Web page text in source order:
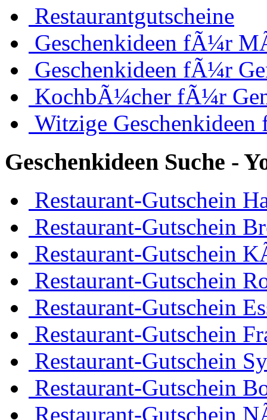
Restaurantgutscheine
Geschenkideen fÃ¼r
Geschenkideen fÃ¼r
KochbÃ¼cher fÃ¼r
Witzige
Geschenkideen Suche -
Restaurant-Gutschein
Restaurant-Gutschein
Restaurant-Gutschein
Restaurant-Gutschein
Restaurant-Gutschein
Restaurant-Gutschein
Restaurant-Gutschein
Restaurant-Gutschein
Restaurant-Gutschein